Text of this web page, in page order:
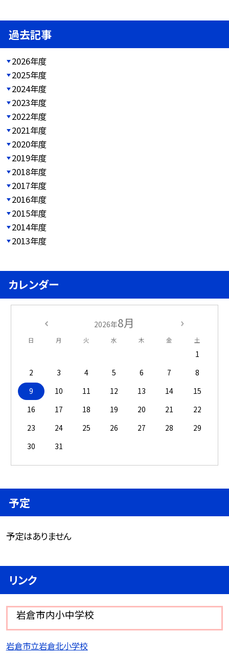
過去記事
2026年度
2025年度
2024年度
2023年度
2022年度
2021年度
2020年度
2019年度
2018年度
2017年度
2016年度
2015年度
2014年度
2013年度
カレンダー
2026年8月
日 月 火 水 木 金 土
1
2
3 4 5 6 7
8
9
10 11 12 13 14
15
16
17 18 19 20 21
22
23
24 25 26 27 28
29
30
31
予定
予定はありません
リンク
岩倉市内小中学校
岩倉市立岩倉北小学校